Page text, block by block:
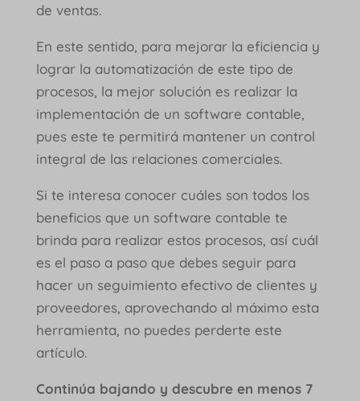
de ventas.
En este sentido, para mejorar la eficiencia y
lograr la automatización de este tipo de
procesos, la mejor solución es realizar la
implementación de un software contable,
pues este te permitirá mantener un control
integral de las relaciones comerciales.
Si te interesa conocer cuáles son todos los
beneficios que un software contable te
brinda para realizar estos procesos, así cuál
es el paso a paso que debes seguir para
hacer un seguimiento efectivo de clientes y
proveedores, aprovechando al máximo esta
herramienta, no puedes perderte este
artículo.
Continúa bajando y descubre en menos 7